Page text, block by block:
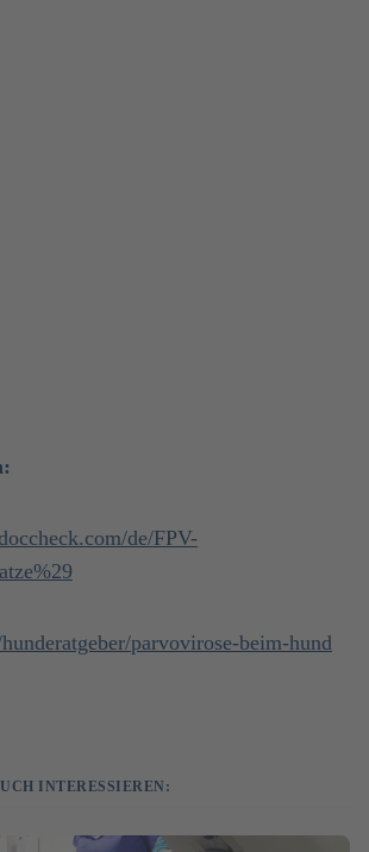
de/FPV-
parvovirose-beim-hund
INTERESSIEREN: